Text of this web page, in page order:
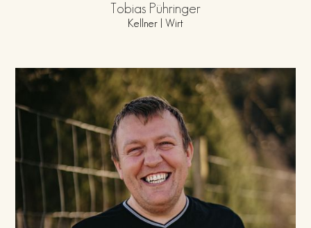
Tobias Pühringer
Kellner | Wirt